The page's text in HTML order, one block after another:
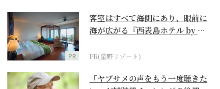
PR
客室はすべて海側にあり、眼前に
海が広がる『西表島ホテル by 星
PR(星野リゾート)
「ヤブサメの声をもう一度聴きた